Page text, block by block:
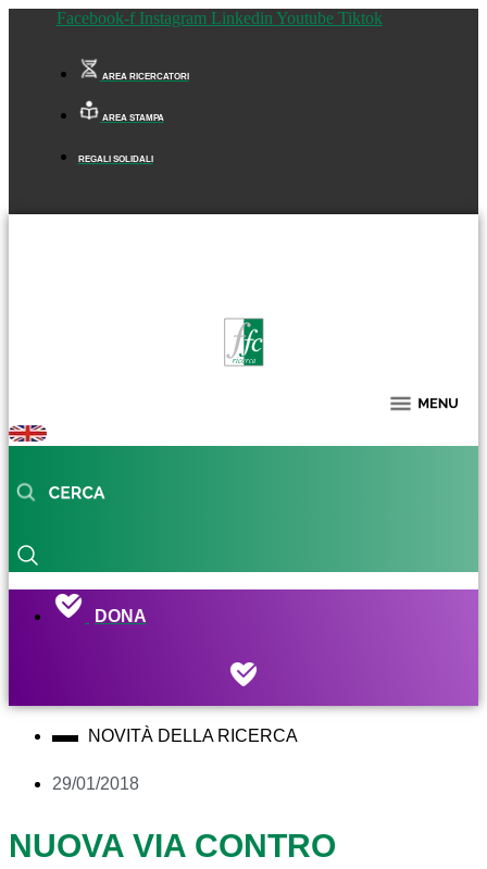
Facebook-f Instagram Linkedin Youtube Tiktok
AREA RICERCATORI
AREA STAMPA
REGALI SOLIDALI
DONA
NOVITÀ DELLA RICERCA
29/01/2018
NUOVA VIA CONTRO